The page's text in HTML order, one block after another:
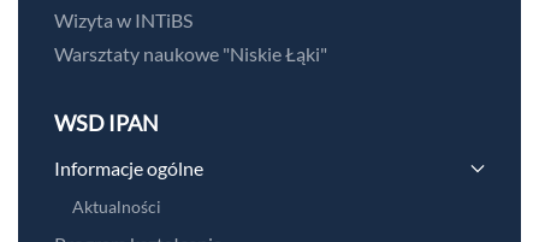
Wizyta w INTiBS
Warsztaty naukowe "Niskie Łąki"
WSD IPAN
Informacje ogólne
Aktualności